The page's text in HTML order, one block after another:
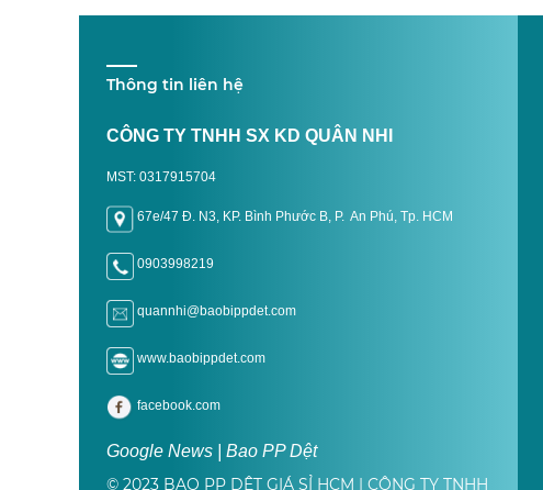
Thông tin liên hệ
CÔNG TY TNHH SX KD QUÂN NHI
MST: 0317915704
67e/47 Đ. N3, KP. Bình Phước B, P. An Phú, Tp. HCM
0903998219
quannhi@baobippdet.com
www.baobippdet.com
facebook.com
Google News | Bao PP Dệt
© 2023 BAO PP DỆT GIÁ SỈ HCM | CÔNG TY TNHH